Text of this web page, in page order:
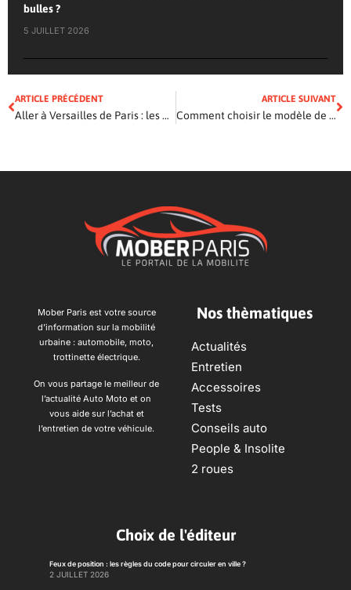
bulles ?
5 JUILLET 2026
ARTICLE PRÉCÉDENT
Aller à Versailles de Paris : les meilleures options de transport à connaître
ARTICLE SUIVANT
Comment choisir le modèle de store banne pour camping car ?
Mober Paris est votre source
d’information sur la mobilité
urbaine : automobile, moto,
trottinette électrique.
On vous partage le meilleur de
l’actualité Auto Moto et on
vous aide sur l’achat et
l’entretien de votre véhicule.
Nos thèmatiques
Actualités
Entretien
Accessoires
Tests
Conseils auto
People & Insolite
2 roues
Choix de l'éditeur
Feux de position : les règles du code pour circuler en ville ?
2 JUILLET 2026